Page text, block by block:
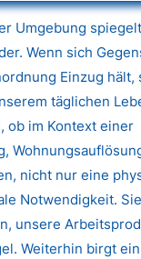
Umgebung
Wenn sich
Einzug
täglichen
ob im Kontext einer
nicht nur eine
Notwendigkeit.
unsere
Weiterhin birgt